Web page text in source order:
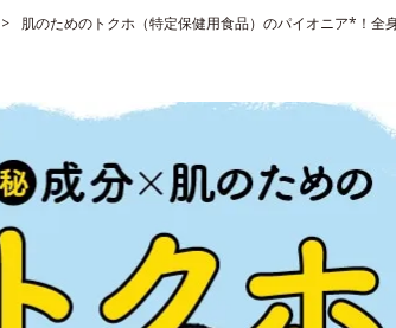
肌のためのトクホ（特定保健用食品）のパイオニア*！全